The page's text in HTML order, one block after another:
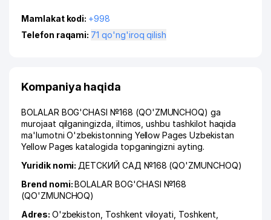
Mamlakat kodi: +998
Telefon raqami:
71 qo'ng'iroq qilish
Kompaniya haqida
BOLALAR BOG'CHASI №168 (QO'ZMUNCHOQ) ga
murojaat qilganingizda, iltimos, ushbu tashkilot haqida
ma'lumotni O'zbekistonning Yellow Pages Uzbekistan
Yellow Pages katalogida topganingizni ayting.
Yuridik nomi: ДЕТСКИЙ САД №168 (QO'ZMUNCHOQ)
Brend nomi:BOLALAR BOG'CHASI №168
(QO'ZMUNCHOQ)
Adres: O'zbekiston, Toshkent viloyati Toshkent